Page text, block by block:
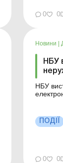
що ТОВ
0 0
Новини
НБУ
НБУ
ПОДІЇ
0 0